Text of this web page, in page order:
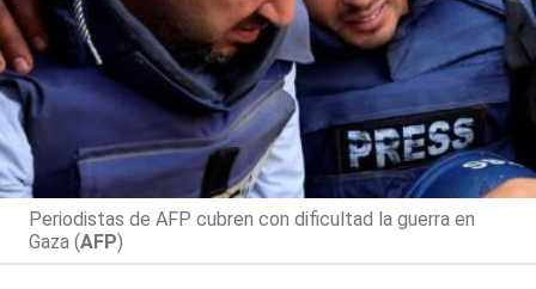
Periodistas de AFP cubren con dificultad la guerra en
Gaza (AFP)